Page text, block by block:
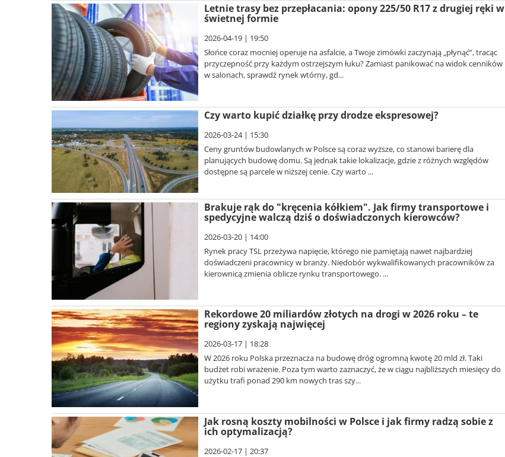
Letnie trasy bez przepłacania: opony 225/50 R17 z drugiej ręki w
świetnej formie
2026-04-19 | 19:50
Słońce coraz mocniej operuje na asfalcie, a Twoje zimówki zaczynają „płynąć”, tracąc
przyczepność przy każdym ostrzejszym łuku? Zamiast panikować na widok cenników
w salonach, sprawdź rynek wtórny, gd...
Czy warto kupić działkę przy drodze ekspresowej?
2026-03-24 | 15:30
Ceny gruntów budowlanych w Polsce są coraz wyższe, co stanowi barierę dla
planujących budowę domu. Są jednak takie lokalizacje, gdzie z różnych względów
dostępne są parcele w niższej cenie. Czy warto ...
Brakuje rąk do "kręcenia kółkiem". Jak firmy transportowe i
spedycyjne walczą dziś o doświadczonych kierowców?
2026-03-20 | 14:00
Rynek pracy TSL przeżywa napięcie, którego nie pamiętają nawet najbardziej
doświadczeni pracownicy w branży. Niedobór wykwalifikowanych pracowników za
kierownicą zmienia oblicze rynku transportowego. ...
Rekordowe 20 miliardów złotych na drogi w 2026 roku – te
regiony zyskają najwięcej
2026-03-17 | 18:28
W 2026 roku Polska przeznacza na budowę dróg ogromną kwotę 20 mld zł. Taki
budżet robi wrażenie. Poza tym warto zaznaczyć, że w ciągu najbliższych miesięcy do
użytku trafi ponad 290 km nowych tras szy...
Jak rosną koszty mobilności w Polsce i jak firmy radzą sobie z
ich optymalizacją?
2026-02-17 | 20:37